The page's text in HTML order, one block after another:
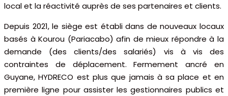
local et la réactivité auprès de ses partenaires et clients.
Depuis 2021, le siège est établi dans de nouveaux locaux
basés à Kourou (Pariacabo) afin de mieux répondre à la
demande (des clients/des salariés) vis à vis des
contraintes de déplacement. Fermement ancré en
Guyane, HYDRECO est plus que jamais à sa place et en
première ligne pour assister les gestionnaires publics et